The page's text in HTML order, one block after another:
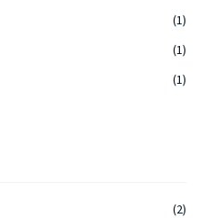
(1)
(1)
(1)
(2)